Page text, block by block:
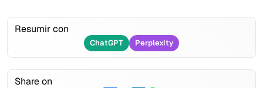
Resumir con
ChatGPT Perplexity
Share on